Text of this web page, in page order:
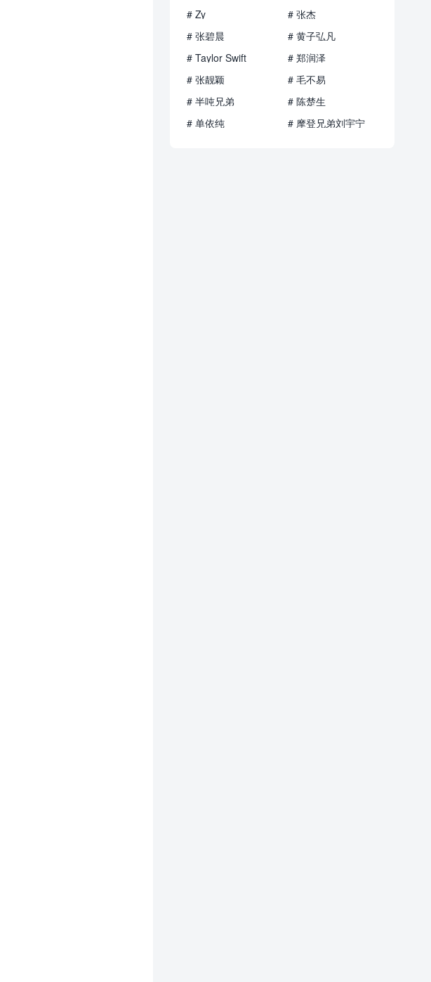
# Zy
# 张杰
# 张碧晨
# 黄子弘凡
# Taylor Swift
# 郑润泽
# 张靓颖
# 毛不易
# 半吨兄弟
# 陈楚生
# 单依纯
# 摩登兄弟刘宇宁